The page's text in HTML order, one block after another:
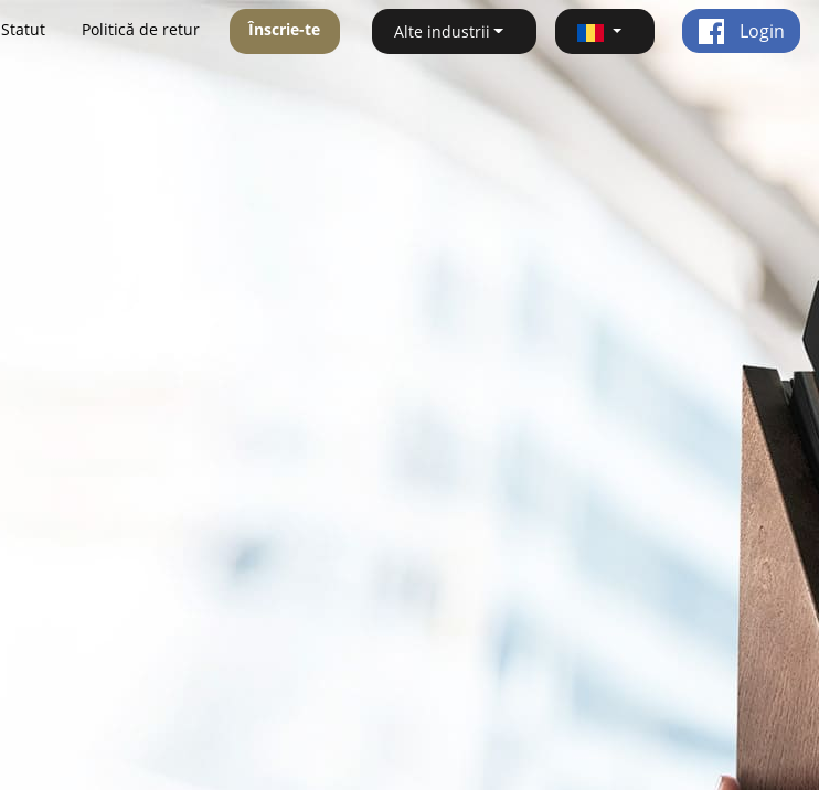
Statut Politică de retur Înscrie-te Alte industrii Login